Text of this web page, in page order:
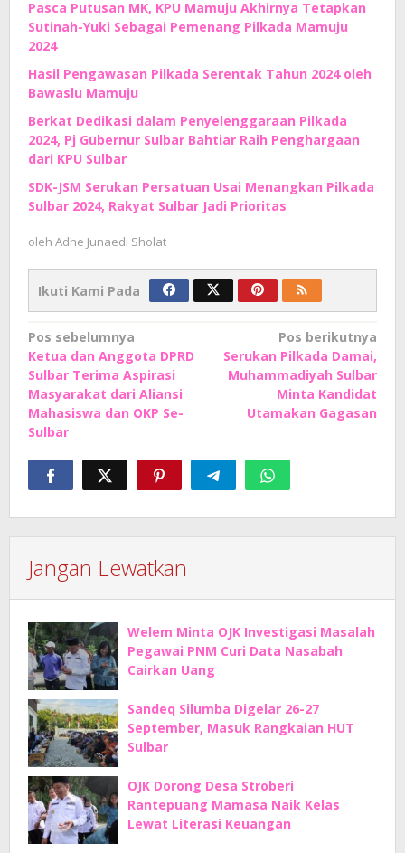
Pasca Putusan MK, KPU Mamuju Akhirnya Tetapkan
Sutinah-Yuki Sebagai Pemenang Pilkada Mamuju
2024
Hasil Pengawasan Pilkada Serentak Tahun 2024 oleh
Bawaslu Mamuju
Berkat Dedikasi dalam Penyelenggaraan Pilkada
2024, Pj Gubernur Sulbar Bahtiar Raih Penghargaan
dari KPU Sulbar
SDK-JSM Serukan Persatuan Usai Menangkan Pilkada
Sulbar 2024, Rakyat Sulbar Jadi Prioritas
oleh Adhe Junaedi Sholat
Ikuti Kami Pada
Navigasi
pos
Pos sebelumnya
Ketua dan Anggota DPRD
Sulbar Terima Aspirasi
Masyarakat dari Aliansi
Mahasiswa dan OKP Se-
Sulbar
Pos berikutnya
Serukan Pilkada Damai,
Muhammadiyah Sulbar
Minta Kandidat
Utamakan Gagasan
Jangan Lewatkan
Welem Minta OJK Investigasi Masalah
Pegawai PNM Curi Data Nasabah
Cairkan Uang
Sandeq Silumba Digelar 26-27
September, Masuk Rangkaian HUT
Sulbar
OJK Dorong Desa Stroberi
Rantepuang Mamasa Naik Kelas
Lewat Literasi Keuangan